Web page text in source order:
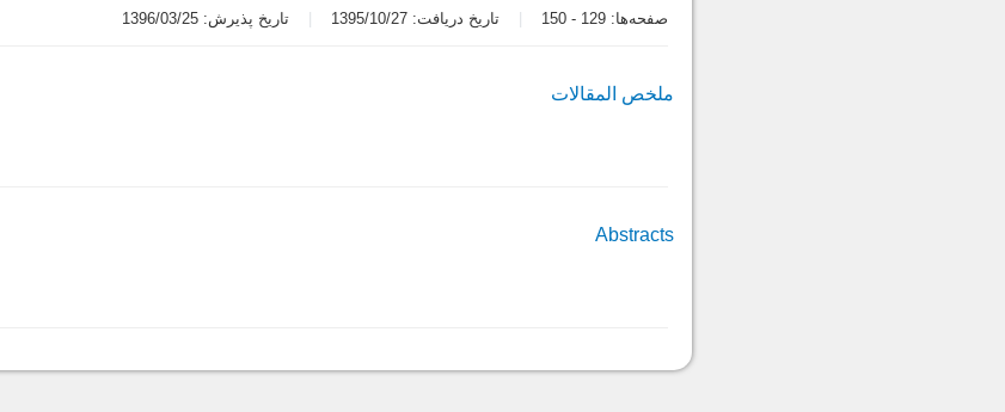
صفحه‌ها: 129
-
150 تاریخ دریافت: 1395/10/27 تاریخ پذیرش: 1396/03/25
ملخص المقالات
Abstracts